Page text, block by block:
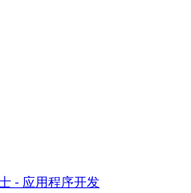
- 应用程序开发